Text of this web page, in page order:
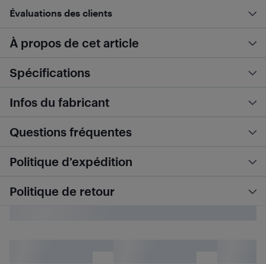
Évaluations des clients
À propos de cet article
Spécifications
Infos du fabricant
Questions fréquentes
Politique d’expédition
Politique de retour